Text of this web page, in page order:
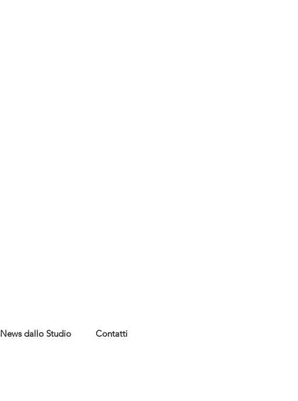
News dallo Studio Contatti